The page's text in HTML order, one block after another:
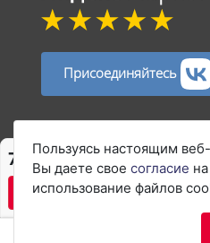
Присоединяйтесь
Пользуясь настоящим
Вы даете свое согласие на
использование файлов
7 067 ₽ 9 422 ₽
В КОРЗИНУ